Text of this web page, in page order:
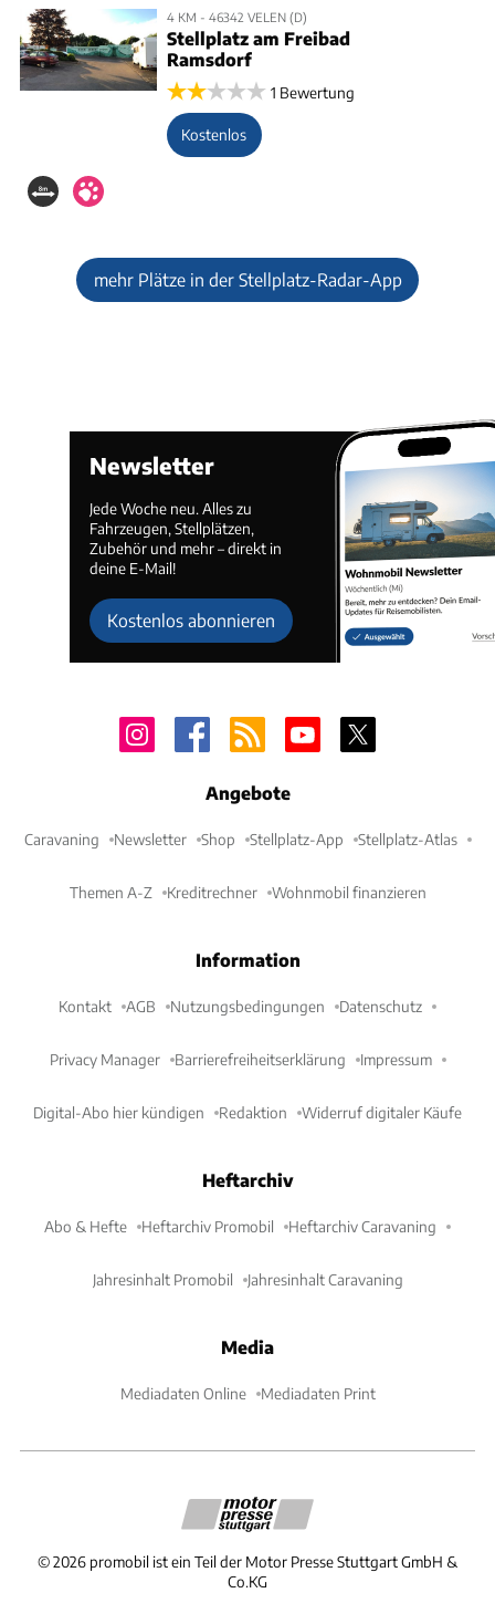
4 KM - 46342 VELEN (D)
Stellplatz am Freibad
Ramsdorf
1 Bewertung
Kostenlos
mehr Plätze in der Stellplatz-Radar-App
Newsletter
Jede Woche neu. Alles zu
Fahrzeugen, Stellplätzen,
Zubehör und mehr – direkt in
deine E-Mail!
Kostenlos abonnieren
Angebote
Caravaning Newsletter Shop Stellplatz-App Stellplatz-Atlas
Themen A-Z Kreditrechner Wohnmobil finanzieren
Information
Kontakt AGB Nutzungsbedingungen Datenschutz
Privacy Manager Barrierefreiheitserklärung Impressum
Digital-Abo hier kündigen Redaktion Widerruf digitaler Käufe
Heftarchiv
Abo & Hefte Heftarchiv Promobil Heftarchiv Caravaning
Jahresinhalt Promobil Jahresinhalt Caravaning
Media
Mediadaten Online Mediadaten Print
©2026 promobil ist ein Teil der Motor Presse Stuttgart GmbH &
Co.KG